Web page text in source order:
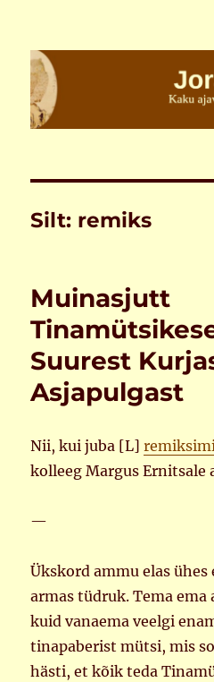
Jora
Silt: remiks
Muinasjutt
Suurest
Asjapulgast
Nii, kui juba [L]
kolleeg Margus Ernitsale
—
Ükskord ammu elas
armas tüdruk. Tema ema
kuid vanaema veelgi
tinapaberist mütsi, mis
hästi, et kõik teda